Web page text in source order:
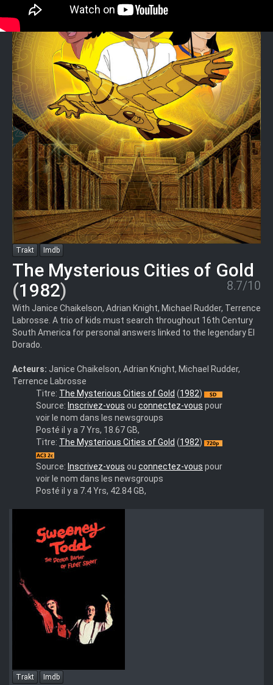
Trakt Imdb
The Mysterious Cities of Gold
(1982) 8.7/10
With Janice Chaikelson, Adrian Knight, Michael Rudder, Terrence
Labrosse. A trio of kids must search throughout 16th Century
South America for personal answers linked to the legendary El
Dorado.
Acteurs: Janice Chaikelson, Adrian Knight, Michael Rudder,
Terrence Labrosse
Titre: The Mysterious Cities of Gold (1982)
Source: Inscrivez-vous ou connectez-vous pour
voir le nom dans les newsgroups
Posté il y a 7 Yrs, 18.67 GB,
Les.Mysterieuses.Cites.D.Or.1983.FRENCH.720p.BluRay.x264-
KAZETV
Titre: The Mysterious Cities of Gold (1982)
Source: Inscrivez-vous ou connectez-vous pour
voir le nom dans les newsgroups
Posté il y a 7.4 Yrs, 42.84 GB,
Trakt Imdb